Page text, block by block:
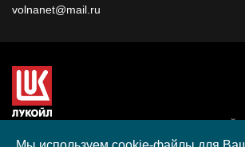
volnanet@mail.ru
гранта, полученного в рамках XIII